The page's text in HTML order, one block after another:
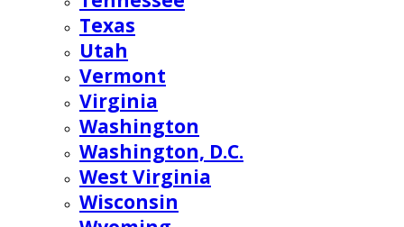
Texas
Utah
Vermont
Virginia
Washington
Washington, D.C.
West Virginia
Wisconsin